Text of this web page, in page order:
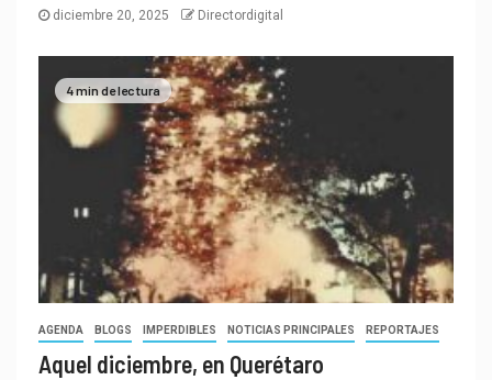
diciembre 20, 2025 Directordigital
4 min de lectura
AGENDA BLOGS IMPERDIBLES NOTICIAS PRINCIPALES REPORTAJES
Aquel diciembre, en Querétaro